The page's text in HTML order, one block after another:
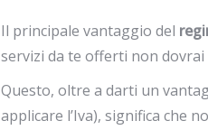
Il principale vantaggio del
servizi da te offerti non dovrai
Questo, oltre a darti un
applicare l’Iva), significa che